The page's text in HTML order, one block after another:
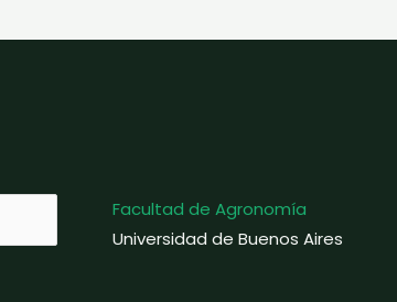
Facultad de Agronomía
Universidad de Buenos Aires